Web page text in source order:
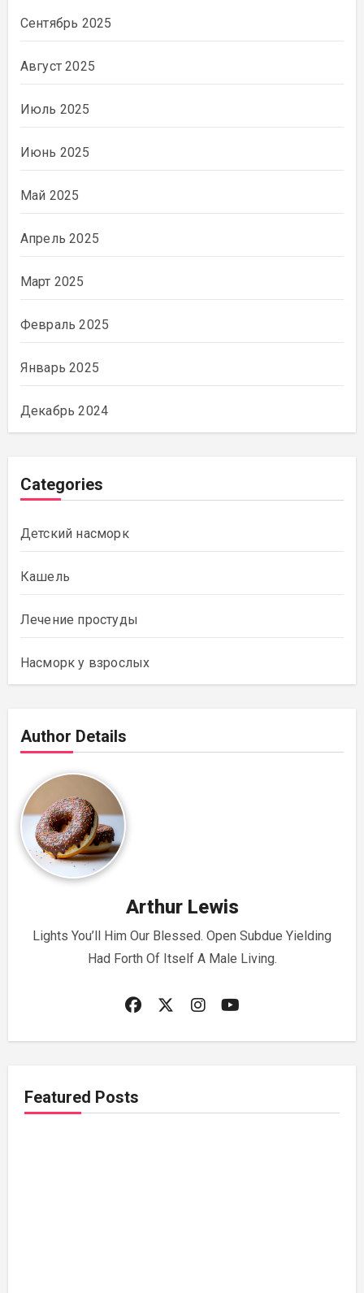
Сентябрь 2025
Август 2025
Июль 2025
Июнь 2025
Май 2025
Апрель 2025
Март 2025
Февраль 2025
Январь 2025
Декабрь 2024
Categories
Детский насморк
Кашель
Лечение простуды
Насморк у взрослых
Author Details
Arthur Lewis
Lights You’ll Him Our Blessed. Open Subdue Yielding
Had Forth Of Itself A Male Living.
Featured Posts